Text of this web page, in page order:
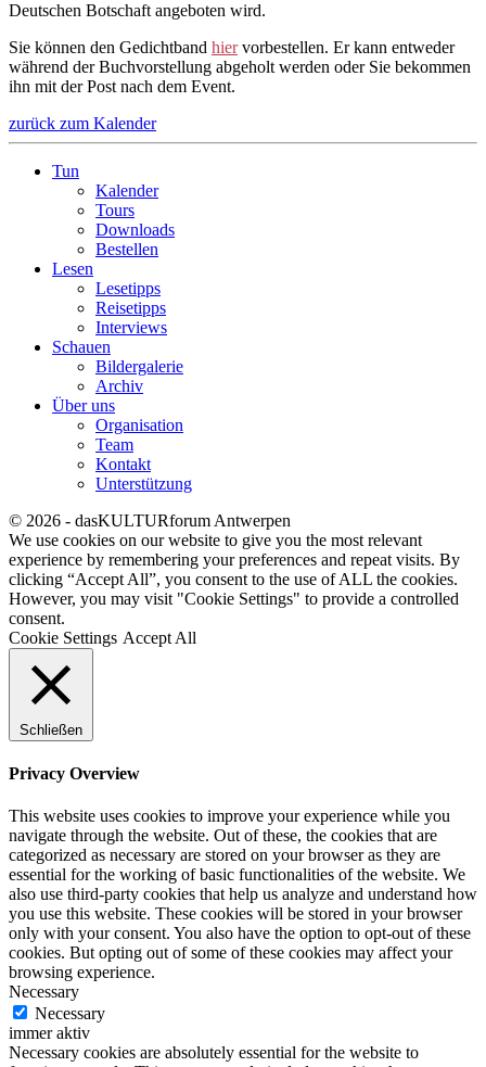
Deutschen Botschaft angeboten wird.
Sie können den Gedichtband hiervorbestellen. Er kann entweder
während der Buchvorstellung abgeholt werden oder Sie bekommen
ihn mit der Post nach dem Event.
zurück zum Kalender
Tun
Kalender
Tours
Downloads
Bestellen
Lesen
Lesetipps
Reisetipps
Interviews
Schauen
Bildergalerie
Archiv
Über uns
Organisation
Team
Kontakt
Unterstützung
© 2026 - dasKULTURforum Antwerpen
We use cookies on our website to give you the most relevant
experience by remembering your preferences and repeat visits. By
clicking “Accept All”, you consent to the use of ALL the cookies.
However, you may visit "Cookie Settings" to provide a controlled
consent.
Cookie Settings Accept All
Schließen
Privacy Overview
This website uses cookies to improve your experience while you
navigate through the website. Out of these, the cookies that are
categorized as necessary are stored on your browser as they are
essential for the working of basic functionalities of the website. We
also use third-party cookies that help us analyze and understand how
you use this website. These cookies will be stored in your browser
only with your consent. You also have the option to opt-out of these
cookies. But opting out of some of these cookies may affect your
browsing experience.
Necessary
Necessary
immer aktiv
Necessary cookies are absolutely essential for the website to